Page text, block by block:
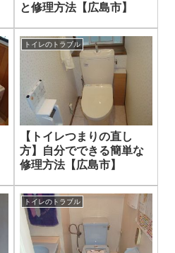
と修理方法【広島市】
トイレのトラブル
【トイレつまりの直し
方】自分でできる簡単な
修理方法【広島市】
トイレのトラブル